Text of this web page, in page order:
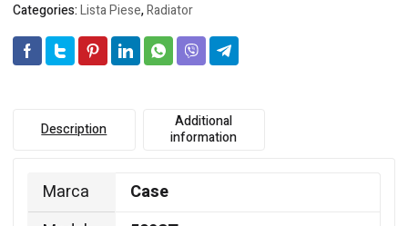
Categories:Lista Piese,Radiator
Description
Additional
information
Marca
Case